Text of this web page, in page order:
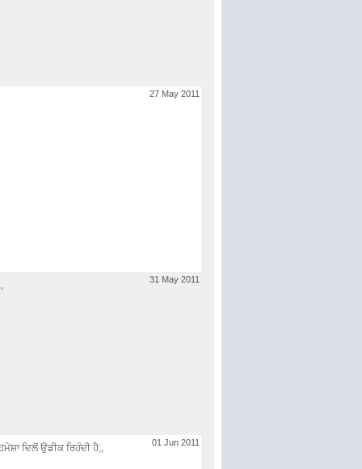
27 May 2011
31 May 2011
ਦਿਲੋਂ ਉਡੀਕ ਰਿਹੰਦੀ ਹੈ,, 01 Jun 2011